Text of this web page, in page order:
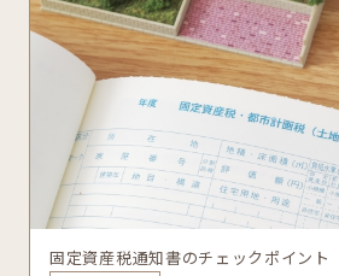
固定資産税通知書のチェックポイント